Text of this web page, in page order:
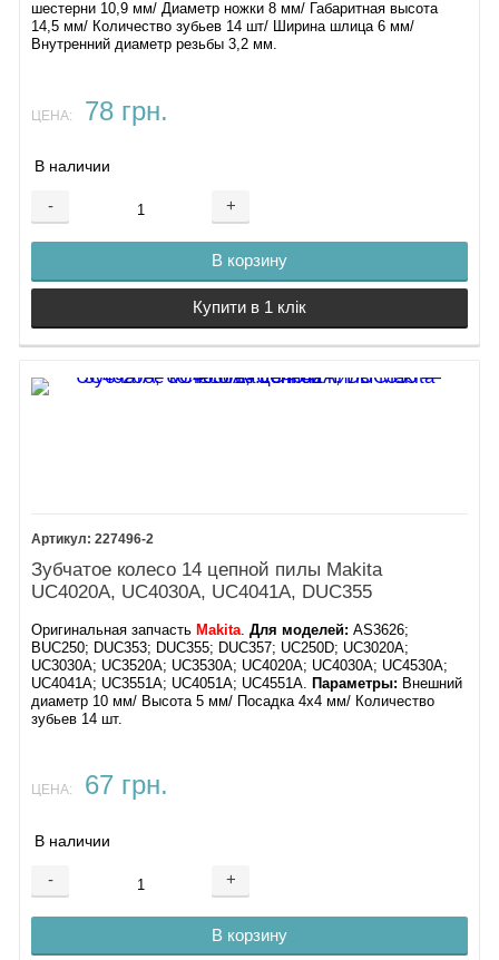
шестерни 10,9 мм/ Диаметр ножки 8 мм/ Габаритная высота
14,5 мм/ Количество зубьев 14 шт/ Ширина шлица 6 мм/
Внутренний диаметр резьбы 3,2 мм.
ЦЕНА: 78 грн.
В наличии
- +
В корзину
Купити в 1 клік
227496-2
Зубчатое колесо 14 цепной пилы Makita
UC4020A, UC4030A, UC4041A, DUC355
Оригинальная запчасть Makita Для моделей: AS3626;
BUC250; DUC353; DUC355; DUC357; UC250D; UC3020A;
UC3030A; UC3520A; UC3530A; UC4020A; UC4030A; UC4530A;
UC4041A; UC3551A; UC4051A; UC4551A.
Параметры: Внешний
диаметр 10 мм/ Высота 5 мм/ Посадка 4х4 мм/ Количество
зубьев 14 шт.
ЦЕНА: 67 грн.
В наличии
- +
В корзину